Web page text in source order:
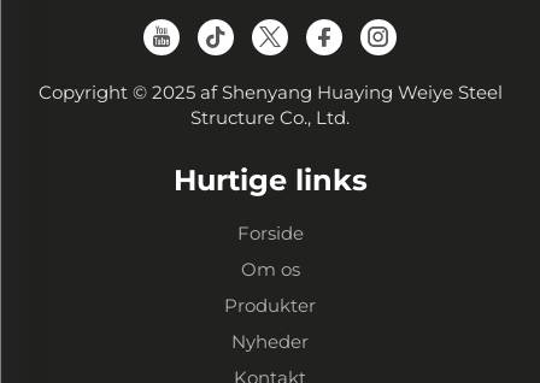
Copyright © 2025 af Shenyang Huaying Weiye Steel
Structure Co., Ltd.
Hurtige links
Forside
Om os
Produkter
Nyheder
Kontakt